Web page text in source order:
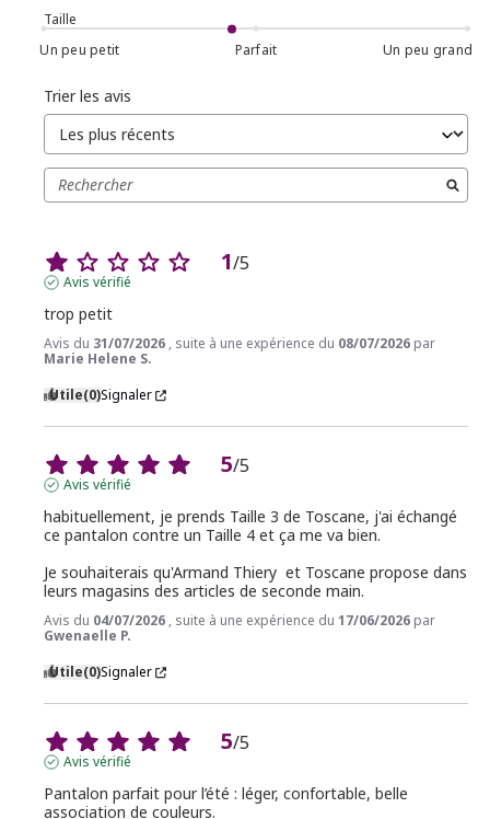
Taille
Un peu petit
Parfait Un peu grand
Trier les avis
1/5
Avis vérifié
trop petit
Avis du 31/07/2026 , suite à une expérience du 08/07/2026 par
Marie Helene S.
Utile(0)Signaler
5/5
Avis vérifié
habituellement, je prends Taille 3 de Toscane, j'ai échangé
ce pantalon contre un Taille 4 et ça me va bien.
Je souhaiterais qu'Armand Thiery  et Toscane propose dans
leurs magasins des articles de seconde main.
Avis du 04/07/2026 , suite à une expérience du 17/06/2026 par
Gwenaelle P.
Utile(0)Signaler
5/5
Avis vérifié
Pantalon parfait pour l’été : léger, confortable, belle
association de couleurs.